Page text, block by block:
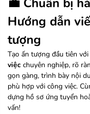
Hướng dẫn
tượng
Tạo ấn tượng đầu tiên
việc chuyên nghiệp, rõ
gọn gàng, trình bày nội
phù hợp với công việc.
dựng hồ sơ ứng tuyển
vấn!